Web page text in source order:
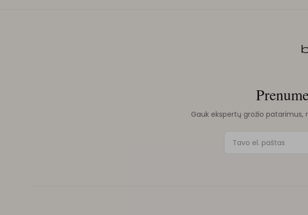
Gauk ekspertų grožio patarimus,